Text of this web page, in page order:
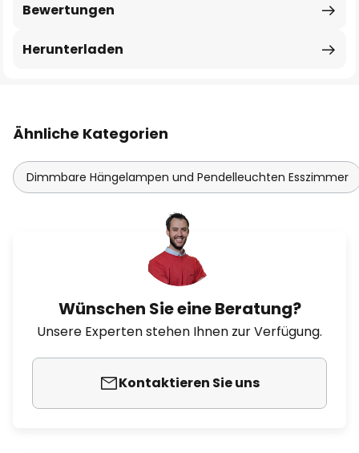
Bewertungen
Herunterladen
Ähnliche Kategorien
Dimmbare Hängelampen und Pendelleuchten Esszimmer
Wünschen Sie eine Beratung?
Unsere Experten stehen Ihnen zur Verfügung.
Kontaktieren Sie uns